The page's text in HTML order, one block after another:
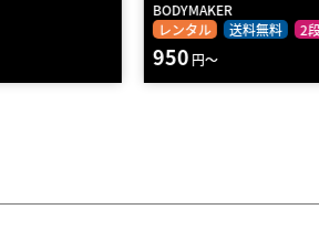
DANNO
レンタル
送料無料 2
4020円～